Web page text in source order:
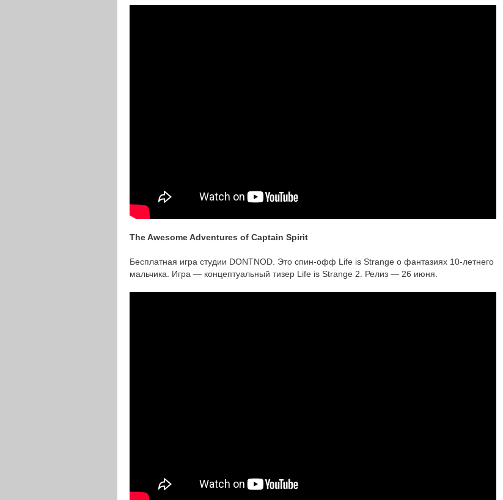
The Awesome Adventures of Captain Spirit
Бесплатная игра студии DONTNOD. Это спин-офф Life is Strange о фантазиях 10-летнего
мальчика. Игра — концептуальный тизер Life is Strange 2. Релиз — 26 июня.